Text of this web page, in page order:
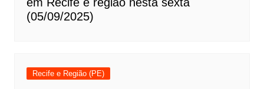
(05/09/2025)
Recife e Região (PE)